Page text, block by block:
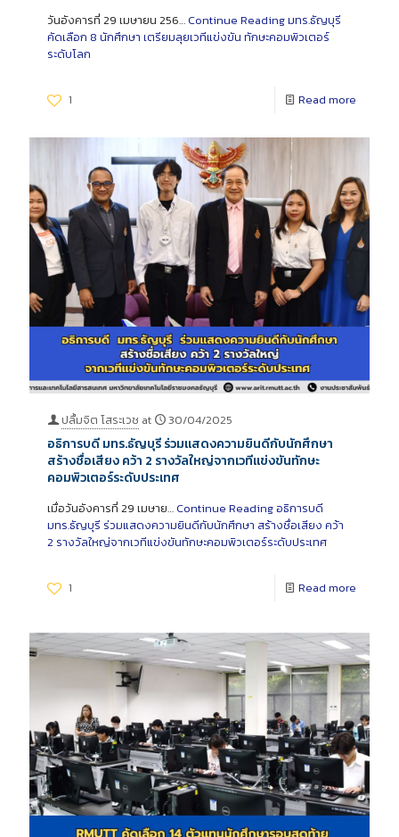
วันอังคารที่ 29 เมษายน 256… Continue Readingมทร.ธัญบุรี
คัดเลือก 8 นักศึกษา เตรียมลุยเวทีแข่งขัน ทักษะคอมพิวเตอร์
ระดับโลก
1 Read more
ปลื้มจิต โสระเวช at 30/04/2025
อธิการบดี มทร.ธัญบุรี ร่วมแสดงความยินดีกับนักศึกษา
สร้างชื่อเสียง คว้า 2 รางวัลใหญ่จากเวทีแข่งขันทักษะ
คอมพิวเตอร์ระดับประเทศ
เมื่อวันอังคารที่ 29 เมษาย… Continue Readingอธิการบดี
มทร.ธัญบุรี ร่วมแสดงความยินดีกับนักศึกษา สร้างชื่อเสียง คว้า
2 รางวัลใหญ่จากเวทีแข่งขันทักษะคอมพิวเตอร์ระดับประเทศ
1 Read more